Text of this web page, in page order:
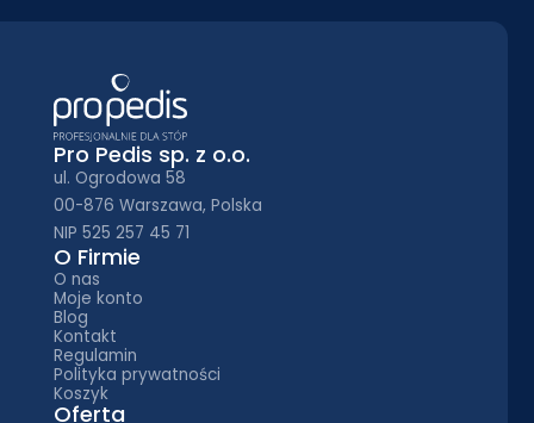
Pro Pedis sp. z o.o.
ul. Ogrodowa 58
00-876 Warszawa, Polska
NIP 525 257 45 71
O Firmie
O nas
Moje konto
Blog
Kontakt
Regulamin
Polityka prywatności
Koszyk
Oferta